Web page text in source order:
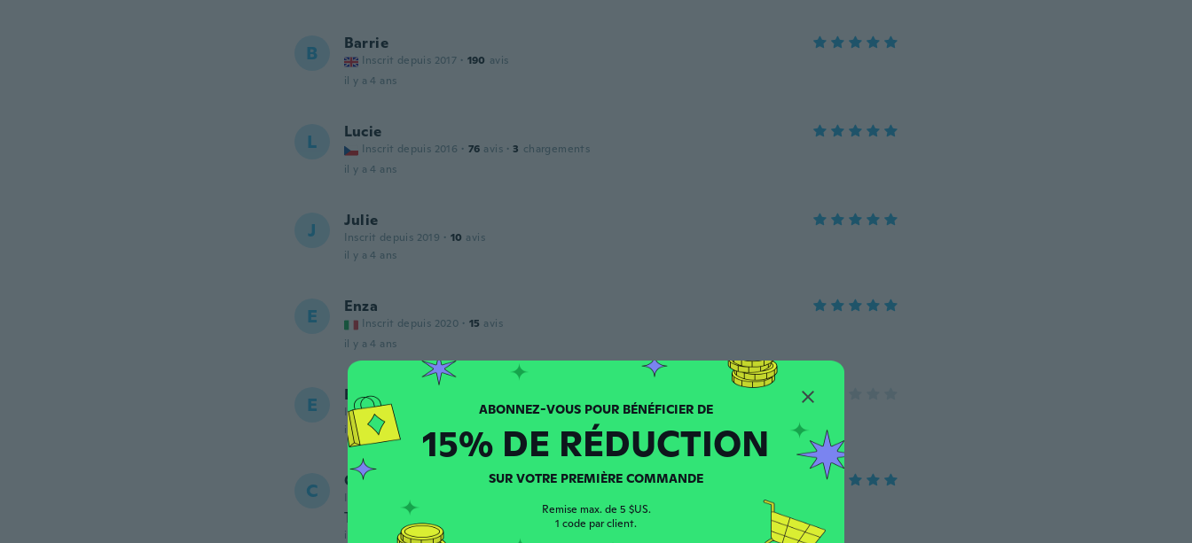
B Barrie
Inscrit depuis 2017 · 190 avis
il y a 4 ans
L Lucie
Inscrit depuis 2016 · 76 avis · 3 chargements
il y a 4 ans
J Julie
Inscrit depuis 2019 · 10 avis
il y a 4 ans
E Enza
Inscrit depuis 2020 · 15 avis
il y a 4 ans
E Erin
Inscrit depuis 2020
avis
il y a 4 ans
C Catherine
Inscrit depuis 2019
Très bien
il y a 4 ans
15% DE RÉDUCTION
SUR VOTRE PREMIÈRE COMMANDE
Remise max. de 5 $US.
1 code par client.